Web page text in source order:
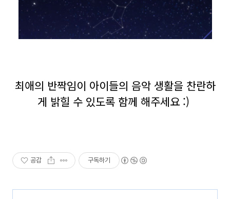
최애의 반짝임이 아이들의 음악 생활을 찬란하
게 밝힐 수 있도록 함께 해주세요 :)
공감 구독하기